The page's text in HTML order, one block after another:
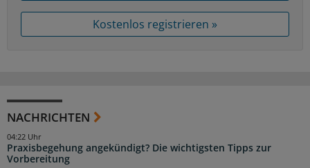
Kostenlos registrieren »
NACHRICHTEN
Praxisbegehung angekündigt? Die wichtigsten Tipps zur
Vorbereitung
04:22 Uhr